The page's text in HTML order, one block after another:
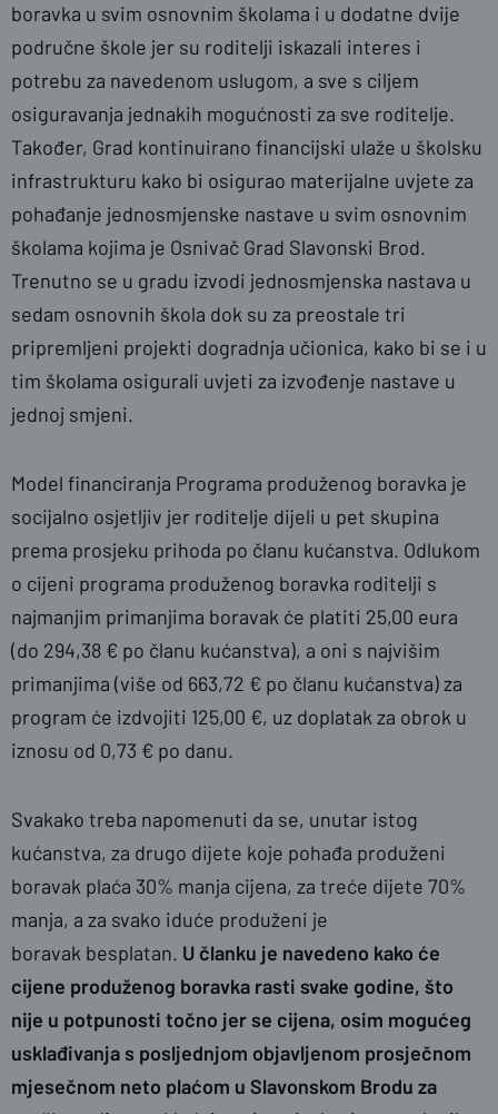
boravka u svim osnovnim školama i u dodatne dvije
područne škole jer su roditelji iskazali interes i
potrebu za navedenom uslugom, a sve s ciljem
osiguravanja jednakih mogućnosti za sve roditelje.
Također, Grad kontinuirano financijski ulaže u školsku
infrastrukturu kako bi osigurao materijalne uvjete za
pohađanje jednosmjenske nastave u svim osnovnim
školama kojima je Osnivač Grad Slavonski Brod.
Trenutno se u gradu izvodi jednosmjenska nastava u
sedam osnovnih škola dok su za preostale tri
pripremljeni projekti dogradnja učionica, kako bi se i u
tim školama osigurali uvjeti za izvođenje nastave u
jednoj smjeni.
Model financiranja Programa produženog boravka je
socijalno osjetljiv jer roditelje dijeli u pet skupina
prema prosjeku prihoda po članu kućanstva. Odlukom
o cijeni programa produženog boravka roditelji s
najmanjim primanjima boravak će platiti 25,00 eura
(do 294,38 € po članu kućanstva), a oni s najvišim
primanjima (više od 663,72 € po članu kućanstva) za
program će izdvojiti 125,00 €, uz doplatak za obrok u
iznosu od 0,73 € po danu.
Svakako treba napomenuti da se, unutar istog
kućanstva, za drugo dijete koje pohađa produženi
boravak plaća 30% manja cijena, za treće dijete 70%
manja, a za svako iduće produženi je
boravak besplatan. U članku je navedeno kako će
cijene produženog boravka rasti svake godine, što
nije u potpunosti točno jer se cijena, osim mogućeg
usklađivanja s posljednjom objavljenom prosječnom
mjesečnom neto plaćom u Slavonskom Brodu za